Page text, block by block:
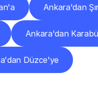
Ankara'dan
Ankara'dan
Düzce'ye